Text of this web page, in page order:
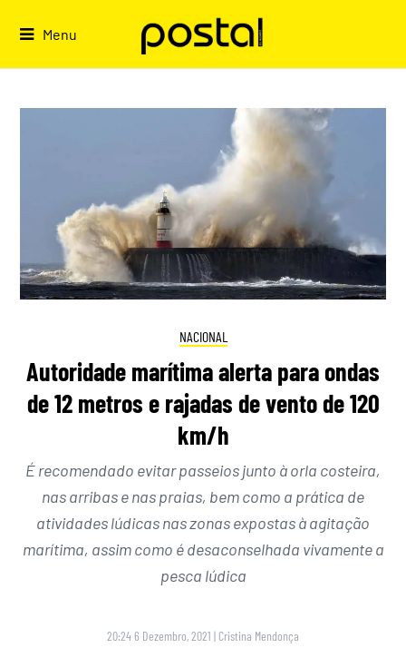
Menu
NACIONAL
Autoridade marítima alerta para ondas
de 12 metros e rajadas de vento de 120
km/h
É recomendado evitar passeios junto à orla costeira,
nas arribas e nas praias, bem como a prática de
atividades lúdicas nas zonas expostas à agitação
marítima, assim como é desaconselhada vivamente a
pesca lúdica
20:24 6 Dezembro, 2021 | Cristina Mendonça